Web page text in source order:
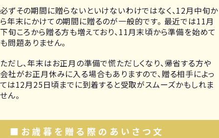
必ずその期間に贈らないといけないわけではなく、12月中旬か
ら年末にかけての期間に贈るのが一般的です。 最近では11月
下旬ころから贈る方も増えており、11月末頃から準備を始めて
も問題ありません。
ただし、年末はお正月の準備で慌ただしくなり、帰省する方や
会社がお正月休みに入る場合もありますので、贈る相手によっ
ては12月25日頃までに到着すると受取がスムーズかもしれま
せん。
■お歳暮を贈る際のあいさつ文